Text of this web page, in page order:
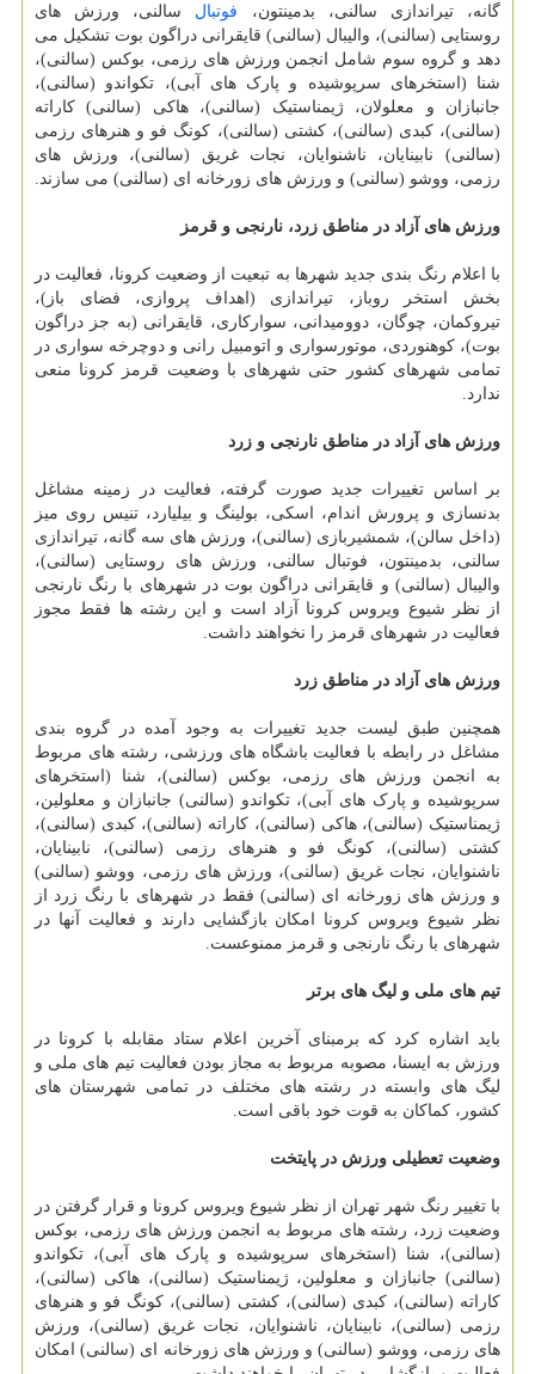
گانه، تیراندازی سالنی، بدمینتون، فوتبال سالنی، ورزش های
روستایی (سالنی)، والیبال (سالنی) قایقرانی دراگون بوت تشکیل می
دهد و گروه سوم شامل انجمن ورزش های رزمی، بوکس (سالنی)،
شنا (استخرهای سرپوشیده و پارک های آبی)، تکواندو (سالنی)،
جانبازان و معلولان، ژیمناستیک (سالنی)، هاکی (سالنی) کاراته
(سالنی)، کبدی (سالنی)، کشتی (سالنی)، کونگ فو و هنرهای رزمی
(سالنی) نابینایان، ناشنوایان، نجات غریق (سالنی)، ورزش های
رزمی، ووشو (سالنی) و ورزش های زورخانه ای (سالنی) می سازند.
ورزش های آزاد در مناطق زرد، نارنجی و قرمز
با اعلام رنگ بندی جدید شهرها به تبعیت از وضعیت کرونا، فعالیت در
بخش استخر روباز، تیراندازی (اهداف پروازی، فضای باز)،
تیروکمان، چوگان، دوومیدانی، سوارکاری، قایقرانی (به جز دراگون
بوت)، کوهنوردی، موتورسواری و اتومبیل رانی و دوچرخه سواری در
تمامی شهرهای کشور حتی شهرهای با وضعیت قرمز کرونا منعی
ندارد.
ورزش های آزاد در مناطق نارنجی و زرد
بر اساس تغییرات جدید صورت گرفته، فعالیت در زمینه مشاغل
بدنسازی و پرورش اندام، اسکی، بولینگ و بیلیارد، تنیس روی میز
(داخل سالن)، شمشیربازی (سالنی)، ورزش های سه گانه، تیراندازی
سالنی، بدمینتون، فوتبال سالنی، ورزش های روستایی (سالنی)،
والیبال (سالنی) و قایقرانی دراگون بوت در شهرهای با رنگ نارنجی
از نظر شیوع ویروس کرونا آزاد است و این رشته ها فقط مجوز
فعالیت در شهرهای قرمز را نخواهند داشت.
ورزش های آزاد در مناطق زرد
همچنین طبق لیست جدید تغییرات به وجود آمده در گروه بندی
مشاغل در رابطه با فعالیت باشگاه های ورزشی، رشته های مربوط
به انجمن ورزش های رزمی، بوکس (سالنی)، شنا (استخرهای
سرپوشیده و پارک های آبی)، تکواندو (سالنی) جانبازان و معلولین،
ژیمناستیک (سالنی)، هاکی (سالنی)، کاراته (سالنی)، کبدی (سالنی)،
کشتی (سالنی)، کونگ فو و هنرهای رزمی (سالنی)، نابینایان،
ناشنوایان، نجات غریق (سالنی)، ورزش های رزمی، ووشو (سالنی)
و ورزش های زورخانه ای (سالنی) فقط در شهرهای با رنگ زرد از
نظر شیوع ویروس کرونا امکان بازگشایی دارند و فعالیت آنها در
شهرهای با رنگ نارنجی و قرمز ممنوعست.
تیم های ملی و لیگ های برتر
باید اشاره کرد که برمبنای آخرین اعلام ستاد مقابله با کرونا در
ورزش به ایسنا، مصوبه مربوط به مجاز بودن فعالیت تیم های ملی و
لیگ های وابسته در رشته های مختلف در تمامی شهرستان های
کشور، کماکان به قوت خود باقی است.
وضعیت تعطیلی ورزش در پایتخت
با تغییر رنگ شهر تهران از نظر شیوع ویروس کرونا و قرار گرفتن در
وضعیت زرد، رشته های مربوط به انجمن ورزش های رزمی، بوکس
(سالنی)، شنا (استخرهای سرپوشیده و پارک های آبی)، تکواندو
(سالنی) جانبازان و معلولین، ژیمناستیک (سالنی)، هاکی (سالنی)،
کاراته (سالنی)، کبدی (سالنی)، کشتی (سالنی)، کونگ فو و هنرهای
رزمی (سالنی)، نابینایان، ناشنوایان، نجات غریق (سالنی)، ورزش
های رزمی، ووشو (سالنی) و ورزش های زورخانه ای (سالنی) امکان